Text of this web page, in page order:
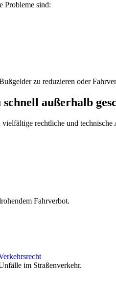
Probleme sind:
zu reduzieren oder
außerhalb
rechtliche und
Fahrverbot.
im Straßenverkehr.